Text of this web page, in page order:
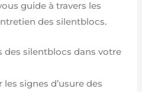
guide à travers les
des silentblocs.
des silentblocs dans votre
signes d’usure des